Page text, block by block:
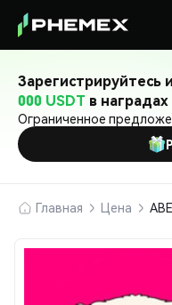
Зарегистрируйтесь
000 USDT в наградах
Ограниченное
Главная Цена